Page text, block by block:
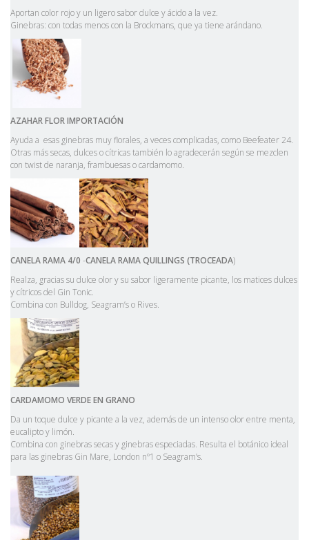
Aportan color rojo y un ligero sabor dulce y ácido a la vez.
Ginebras: con todas menos con la Brockmans, que ya tiene arándano.
AZAHARFLORIMPORTACIÓN
Ayuda a esas ginebras muy florales, a veces complicadas, como Beefeater 24.
Otras más secas, dulces o cítricas también lo agradecerán según se mezclen
con twist de naranja, frambuesas o cardamomo.
CANELARAMA 4/0 -CANELARAMAQUILLINGS (TROCEADA)
Realza, gracias su dulce olor y su sabor ligeramente picante, los matices dulces
y cítricos del Gin Tonic.
Combina con Bulldog, Seagram’s o Rives.
CARDAMOMO VERDEEN GRANO
Da un toque dulce y picante a la vez, además de un intenso olor entre menta,
eucalipto y limón.
Combina con ginebras secas y ginebras especiadas. Resulta el botánico ideal
para las ginebras Gin Mare, London nº1 o Seagram’s.